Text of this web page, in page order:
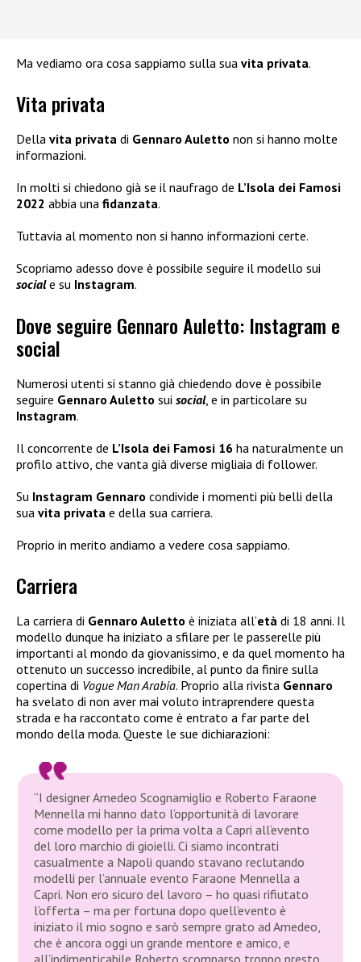
Ma vediamo ora cosa sappiamo sulla sua vita privata.
Vita privata
Della vita privata di Gennaro Auletto non si hanno molte
informazioni.
In molti si chiedono già se il naufrago de L’Isola dei Famosi
2022 abbia una fidanzata.
Tuttavia al momento non si hanno informazioni certe.
Scopriamo adesso dove è possibile seguire il modello sui
sociale su Instagram.
Dove seguire Gennaro Auletto: Instagram e
social
Numerosi utenti si stanno già chiedendo dove è possibile
seguire Gennaro Auletto sui social, e in particolare su
Instagram.
Il concorrente de L’Isola dei Famosi 16 ha naturalmente un
profilo attivo, che vanta già diverse migliaia di follower.
Su Instagram Gennaro condivide i momenti più belli della
sua vita privata e della sua carriera.
Proprio in merito andiamo a vedere cosa sappiamo.
Carriera
La carriera di Gennaro Auletto è iniziata all’età di 18 anni. Il
modello dunque ha iniziato a sfilare per le passerelle più
importanti al mondo da giovanissimo, e da quel momento ha
ottenuto un successo incredibile, al punto da finire sulla
copertina di Vogue Man Arabia. Proprio alla rivista Gennaro
ha svelato di non aver mai voluto intraprendere questa
strada e ha raccontato come è entrato a far parte del
mondo della moda. Queste le sue dichiarazioni:
“I designer Amedeo Scognamiglio e Roberto Faraone
Mennella mi hanno dato l’opportunità di lavorare
come modello per la prima volta a Capri all’evento
del loro marchio di gioielli. Ci siamo incontrati
casualmente a Napoli quando stavano reclutando
modelli per l’annuale evento Faraone Mennella a
Capri. Non ero sicuro del lavoro – ho quasi rifiutato
l’offerta – ma per fortuna dopo quell’evento è
iniziato il mio sogno e sarò sempre grato ad Amedeo,
che è ancora oggi un grande mentore e amico, e